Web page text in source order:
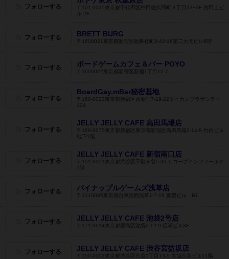
フォローする
〒101-0025東京都千代田区神田佐久間町３丁目33−3F 古田土ビ
ル 2F
フォローする BRETT BURG
〒1600021東京都新宿区歌舞伎町2-42-16第二大滝ビル6階
フォローする ボードゲームカフェ＆バー POYO
〒1600022東京都新宿区新宿1丁目15-7
フォローする
BoardGay.mBar秘密基地
〒160-0023東京都新宿区西新宿7-19-22ダイカンプラザシティ
104
フォローする
JELLY JELLY CAFE 高田馬場店
〒169-0075東京都新宿区東京都新宿区高田馬場2-14-8 竹内ビル
地下1階
フォローする
JELLY JELLY CAFE 新宿南口店
〒151-0051東京都渋谷区千駄ヶ谷5-33-1​ コープインフィールド
1階
フォローする パイナップルゲームズ浅草店
〒1110035東京都台東区西浅草1-7-19 葉梨ビル B1
フォローする JELLY JELLY CAFE 池袋2号店
〒171-0014東京都豊島区池袋2-12-9 広瀬ビル3F
フォローする JELLY JELLY CAFE 渋谷宮益坂店
〒150-0002東京都渋谷区渋谷1丁目13-5 大協渋谷ビル11階